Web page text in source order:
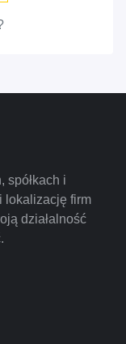
spółkach i
lokalizację firm
działalność